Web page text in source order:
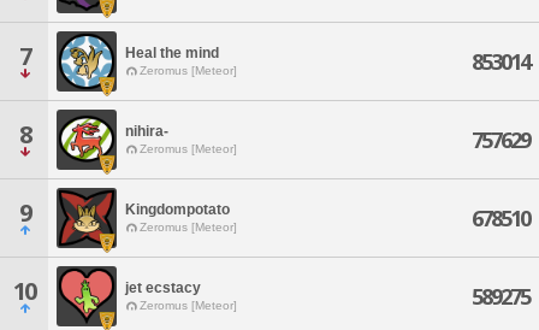
7 Heal the mind
Zeromus [Meteor] 853014
8 nihira-
Zeromus [Meteor] 757629
9 Kingdompotato
Zeromus [Meteor] 678510
10 jet ecstacy
Zeromus [Meteor] 589275